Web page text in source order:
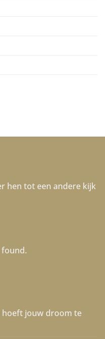
hen tot een andere kijk
found.
jouw droom te